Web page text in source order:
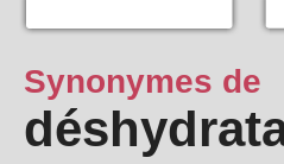
Synonymes de